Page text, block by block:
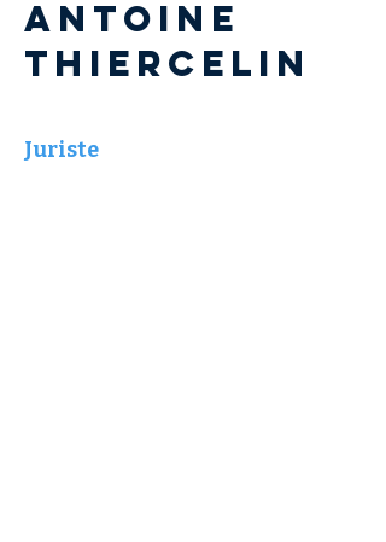
Antoine
THIERCELIN
Juriste